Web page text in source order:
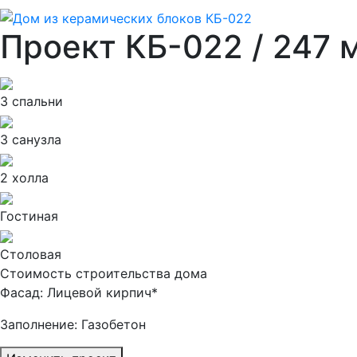
Проект КБ-022 / 247
3 спальни
3 санузла
2 холла
Гостиная
Столовая
Стоимость строительства дома
Фасад: Лицевой кирпич*
Заполнение: Газобетон